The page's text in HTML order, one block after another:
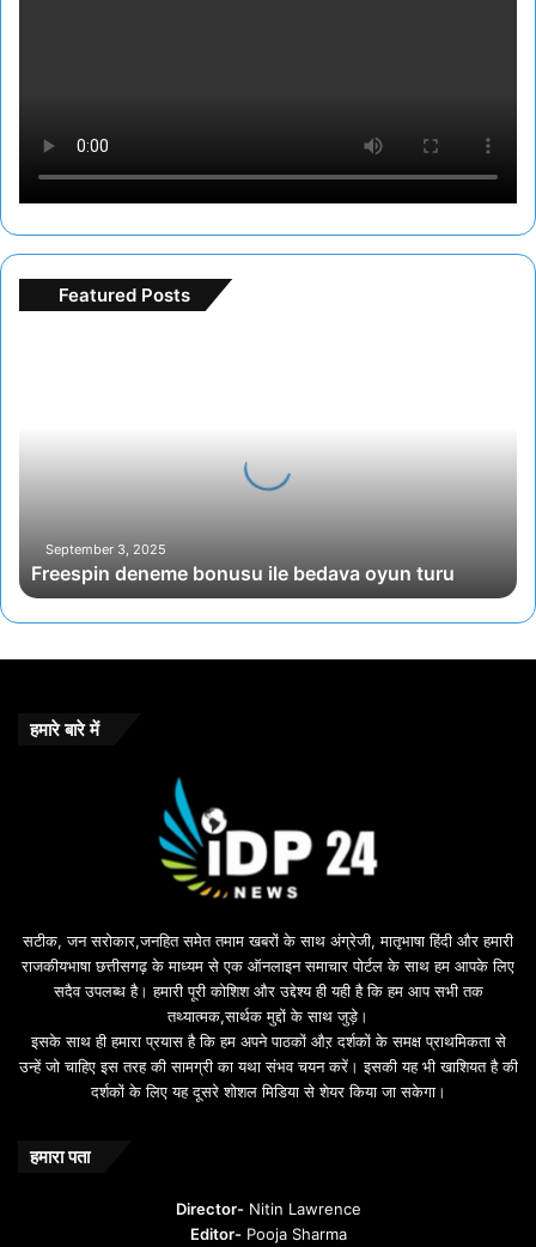
Featured Posts
September 3, 2025
Freespin deneme bonusu ile bedava oyun turu
हमारे बारे में
सटीक, जन सरोकार,जनहित समेत तमाम खबरों के साथ अंग्रेजी, मातृभाषा हिंदी और हमारी
राजकीयभाषा छत्तीसगढ़ के माध्यम से एक ऑनलाइन समाचार पोर्टल के साथ हम आपके लिए
सदैव उपलब्ध है। हमारी पूरी कोशिश और उद्देश्य ही यही है कि हम आप सभी तक
तथ्यात्मक,सार्थक मुद्दों के साथ जुड़े।
इसके साथ ही हमारा प्रयास है कि हम अपने पाठकों औऱ दर्शकों के समक्ष प्राथमिकता से
उन्हें जो चाहिए इस तरह की सामग्री का यथा संभव चयन करें। इसकी यह भी खाशियत है की
दर्शकों के लिए यह दूसरे शोशल मिडिया से शेयर किया जा सकेगा।
हमारा पता
Director-Nitin Lawrence
Editor-Pooja Sharma